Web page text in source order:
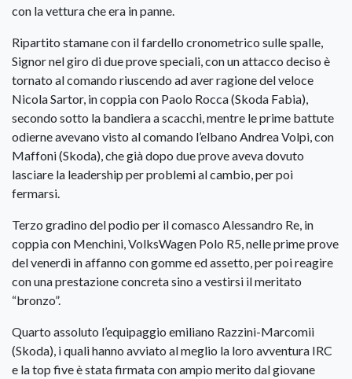
con la vettura che era in panne.
Ripartito stamane con il fardello cronometrico sulle spalle,
Signor nel giro di due prove speciali, con un attacco deciso è
tornato al comando riuscendo ad aver ragione del veloce
Nicola Sartor, in coppia con Paolo Rocca (Skoda Fabia),
secondo sotto la bandiera a scacchi, mentre le prime battute
odierne avevano visto al comando l’elbano Andrea Volpi, con
Maffoni (Skoda), che già dopo due prove aveva dovuto
lasciare la leadership per problemi al cambio, per poi
fermarsi.
Terzo gradino del podio per il comasco Alessandro Re, in
coppia con Menchini, VolksWagen Polo R5, nelle prime prove
del venerdì in affanno con gomme ed assetto, per poi reagire
con una prestazione concreta sino a vestirsi il meritato
“bronzo”.
Quarto assoluto l’equipaggio emiliano Razzini-Marcomii
(Skoda), i quali hanno avviato al meglio la loro avventura IRC
e la top five è stata firmata con ampio merito dal giovane